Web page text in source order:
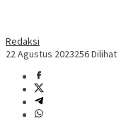
Redaksi
22 Agustus 2023256 Dilihat